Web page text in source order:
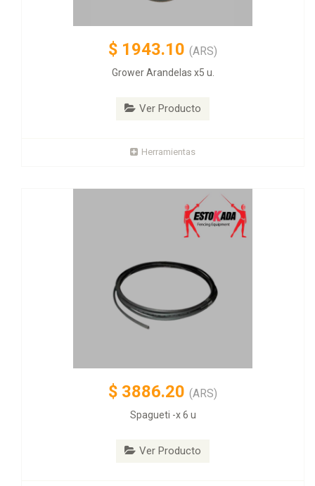
$ 1943.10 (ARS)
Grower Arandelas x5 u.
Ver Producto
Herramientas
$ 3886.20 (ARS)
Spagueti -x 6 u
Ver Producto